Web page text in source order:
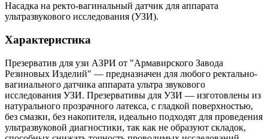
Насадка на ректо-вагинальный датчик для аппарата
ультразвукового исследования (УЗИ).
Характеристика
Презерватив для узи АЗРИ от "Армавирского Завода
Резиновых Изделий" — предназначен для любого ректально-
вагинального датчика аппарата ультра звукового
исследования УЗИ. Презервативы для УЗИ — изготовлены из
натурального прозрачного латекса, с гладкой поверхностью,
без смазки, без накопителя, идеально подходят для проведения
ультразвуковой диагностики, так как не образуют складок,